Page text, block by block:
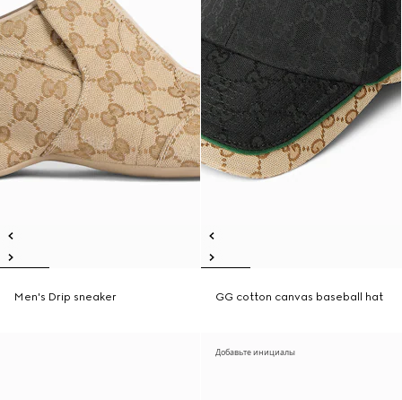
Men's Drip sneaker GG cotton canvas baseball hat
Добавьте инициалы